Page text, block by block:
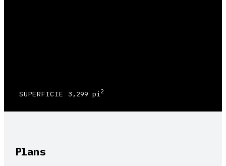
SUPERFICIE 3,299 pi2
Plans